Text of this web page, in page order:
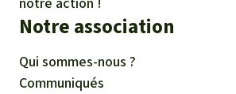
Notre association
Qui sommes-nous ?
Communiqués